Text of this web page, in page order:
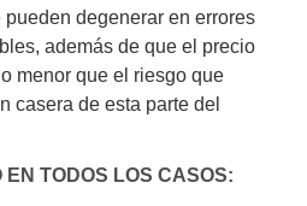
pueden degenerar en errores
además de que el precio
menor que el riesgo que
casera de esta parte del
EN TODOS LOS CASOS: